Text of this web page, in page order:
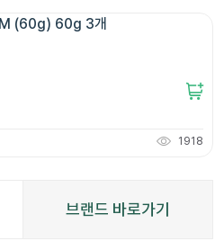
1918
브랜드 바로가기